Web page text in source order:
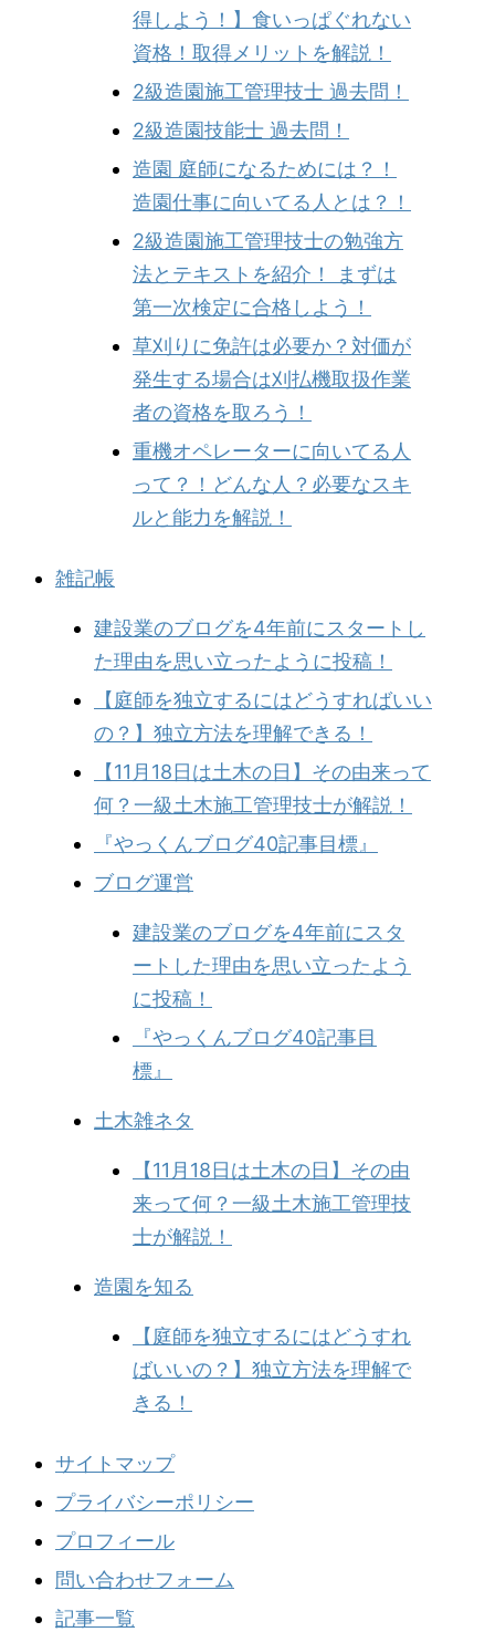
得しよう！】食いっぱぐれない
資格！取得メリットを解説！
2級造園施工管理技士 過去問！
2級造園技能士 過去問！
造園 庭師になるためには？！
造園仕事に向いてる人とは？！
2級造園施工管理技士の勉強方
法とテキストを紹介！ まずは
第一次検定に合格しよう！
草刈りに免許は必要か？対価が
発生する場合は刈払機取扱作業
者の資格を取ろう！
重機オペレーターに向いてる人
って？！どんな人？必要なスキ
ルと能力を解説！
雑記帳
建設業のブログを4年前にスタートし
た理由を思い立ったように投稿！
【庭師を独立するにはどうすればいい
の？】独立方法を理解できる！
【11月18日は土木の日】その由来って
何？一級土木施工管理技士が解説！
『やっくんブログ40記事目標』
ブログ運営
建設業のブログを4年前にスタ
ートした理由を思い立ったよう
に投稿！
『やっくんブログ40記事目
標』
土木雑ネタ
【11月18日は土木の日】その由
来って何？一級土木施工管理技
士が解説！
造園を知る
【庭師を独立するにはどうすれ
ばいいの？】独立方法を理解で
きる！
サイトマップ
プライバシーポリシー
プロフィール
問い合わせフォーム
記事一覧